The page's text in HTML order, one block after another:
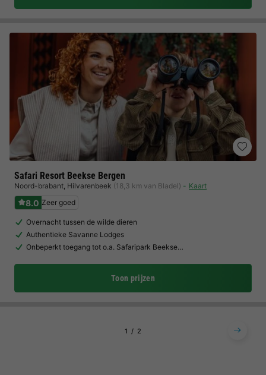
Safari Resort Beekse Bergen
Noord-brabant, Hilvarenbeek (18,3 km van Bladel) Kaart
8.0 Zeer goed
Overnacht tussen de wilde dieren
Authentieke Savanne Lodges
Onbeperkt toegang tot o.a. Safaripark Beekse…
Toon prijzen
1 2